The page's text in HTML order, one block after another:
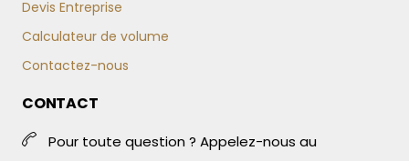
Devis Entreprise
Calculateur de volume
Contactez-nous
CONTACT
Pour toute question ? Appelez-nous au